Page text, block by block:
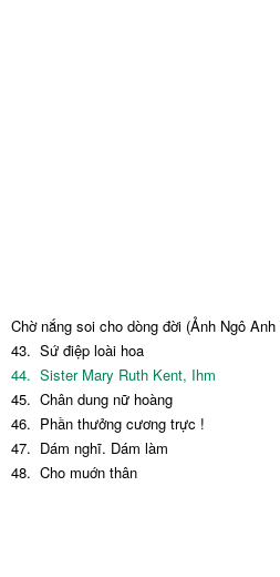
Chờ nắng soi cho dòng đời (Ảnh Ngô Anh
43. Sứ điệp loài hoa
44. Sister Mary Ruth Kent, Ihm
45. Chân dung nữ hoàng
46. Phần thưởng cương trực !
47. Dám nghĩ. Dám làm
48. Cho mụớn thân